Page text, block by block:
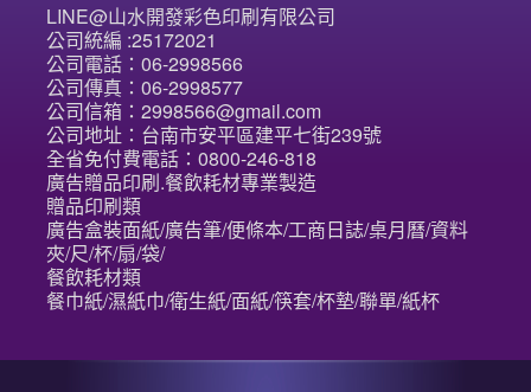
LINE@山水開發彩色印刷有限公司
公司統編 :25172021
公司電話：06-2998566
公司傳真：06-2998577
公司信箱：2998566@gmail.com
公司地址：台南市安平區建平七街239號
全省免付費電話：0800-246-818
廣告贈品印刷.餐飲耗材專業製造
贈品印刷類
廣告盒裝面紙/廣告筆/便條本/工商日誌/桌月曆/資料
夾/尺/杯/扇/袋/
餐飲耗材類
餐巾紙/濕紙巾/衛生紙/面紙/筷套/杯墊/聯單/紙杯